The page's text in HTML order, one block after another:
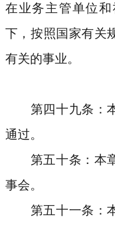
在业务主管单位
下，按照国家有关
有关的事业。
第四十九条 ：
通过。
第五十条 ：本
事会。
第五十一条 ：